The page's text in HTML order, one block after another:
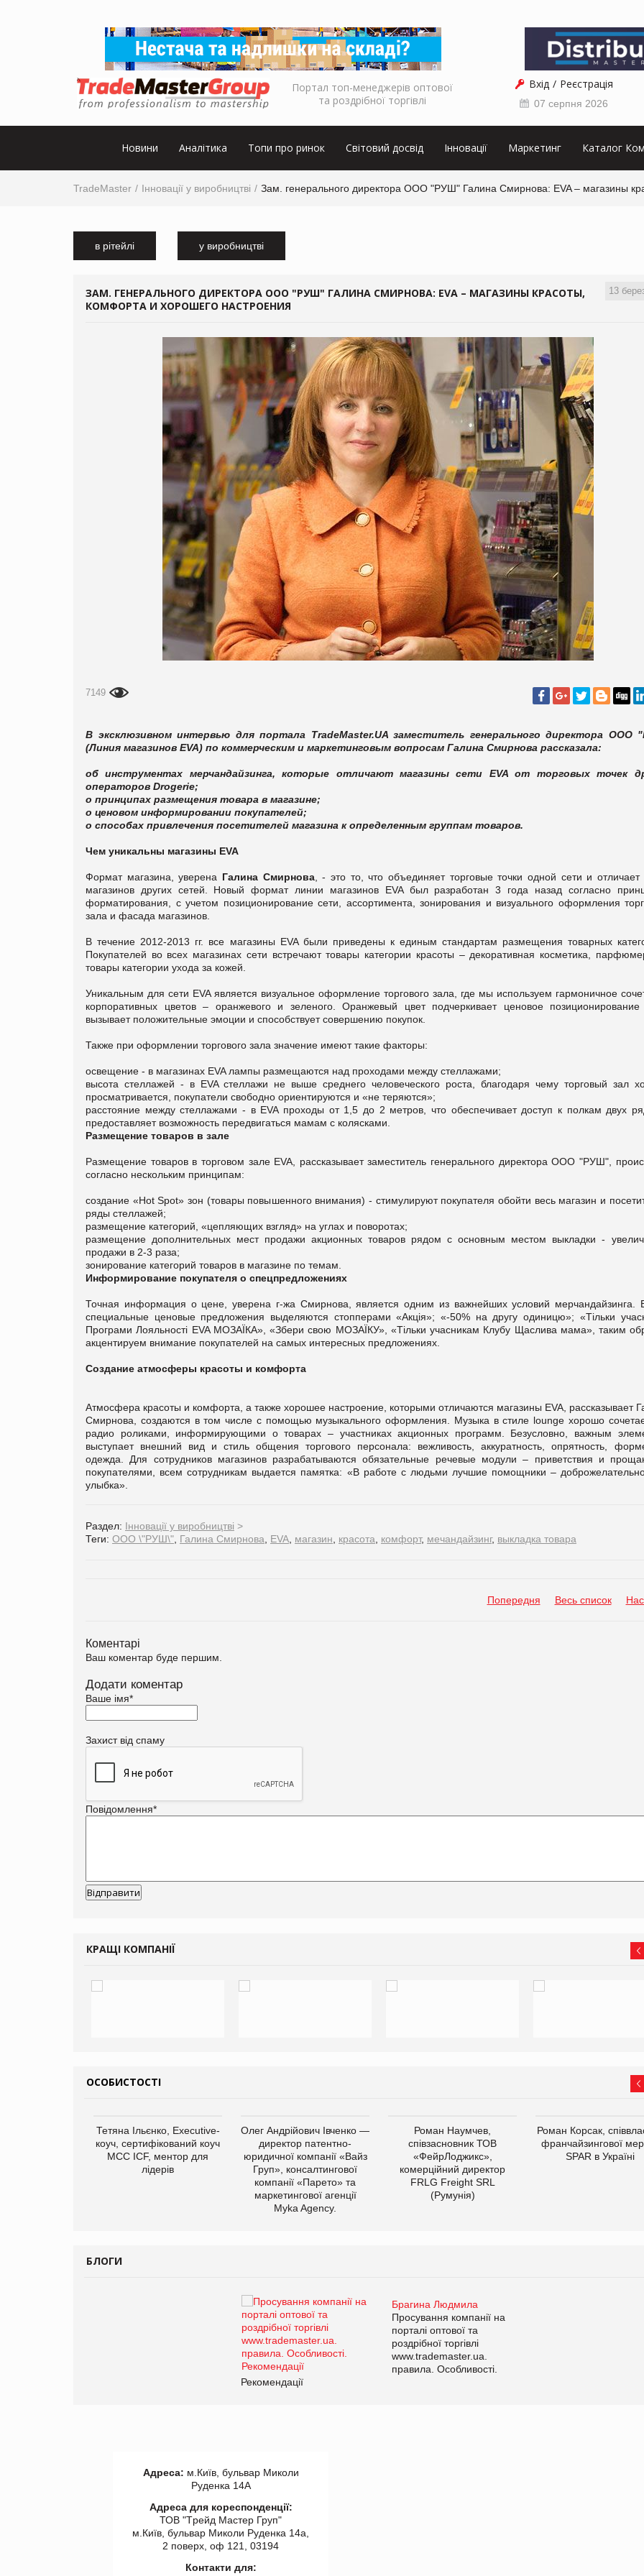
Портал топ-менеджерів оптової
та роздрібної торгівлі
Вхід Реєстрація
07 серпня 2026
Новини Аналітика Топи про ринок Світовий досвід Інновації Маркетинг Каталог
TradeMaster Інновації у виробництві Зам. генерального директора ООО "РУШ" Галина Смирнова: EVA – магазины
в рітейлі у виробництві
13
ЗАМ. ГЕНЕРАЛЬНОГО ДИРЕКТОРА ООО "РУШ" ГАЛИНА СМИРНОВА: EVA – МАГАЗИНЫ КРАСОТЫ,
КОМФОРТА И ХОРОШЕГО НАСТРОЕНИЯ
7149
В эксклюзивном интервью для портала TradeMaster.UA заместитель генерального директора ООО
(Линия магазинов EVA) по коммерческим и маркетинговым вопросам Галина Смирнова рассказала:
об инструментах мерчандайзинга, которые отличают магазины сети EVA от торговых точек
операторов Drogerie;
о принципах размещения товара в магазине;
о ценовом информировании покупателей;
о способах привлечения посетителей магазина к определенным группам товаров.
Чем уникальны магазины EVA
Формат магазина, уверена Галина Смирнова, - это то, что объединяет торговые точки одной сети и отличает
магазинов других сетей. Новый формат линии магазинов EVA был разработан 3 года назад согласно
форматирования, с учетом позиционирование сети, ассортимента, зонирования и визуального оформления
зала и фасада магазинов.
В течение 2012-2013 гг. все магазины EVA были приведены к единым стандартам размещения товарных
Покупателей во всех магазинах сети встречают товары категории красоты – декоративная косметика,
товары категории ухода за кожей.
Уникальным для сети EVA является визуальное оформление торгового зала, где мы используем гармоничное
корпоративных цветов – оранжевого и зеленого. Оранжевый цвет подчеркивает ценовое позиционирование
вызывает положительные эмоции и способствует совершению покупок.
Также при оформлении торгового зала значение имеют такие факторы:
освещение - в магазинах EVA лампы размещаются над проходами между стеллажами;
высота стеллажей - в EVA стеллажи не выше среднего человеческого роста, благодаря чему торговый зал
просматривается, покупатели свободно ориентируются и «не теряются»;
расстояние между стеллажами - в EVA проходы от 1,5 до 2 метров, что обеспечивает доступ к полкам двух
предоставляет возможность передвигаться мамам с колясками.
Размещение товаров в зале
Размещение товаров в торговом зале EVA, рассказывает заместитель генерального директора ООО "РУШ",
согласно нескольким принципам:
создание «Hot Spot» зон (товары повышенного внимания) - стимулируют покупателя обойти весь магазин и
ряды стеллажей;
размещение категорий, «цепляющих взгляд» на углах и поворотах;
размещение дополнительных мест продажи акционных товаров рядом с основным местом выкладки -
продажи в 2-3 раза;
зонирование категорий товаров в магазине по темам.
Информирование покупателя о спецпредложениях
Точная информация о цене, уверена г-жа Смирнова, является одним из важнейших условий мерчандайзинга.
специальные ценовые предложения выделяются стопперами «Акція»; «-50% на другу одиницю»; «Тільки
Програми Лояльності EVA МОЗАЇКА», «Збери свою МОЗАЇКУ», «Тільки учасникам Клубу Щаслива мама», таким
акцентируем внимание покупателей на самых интересных предложениях.
Создание атмосферы красоты и комфорта
Атмосфера красоты и комфорта, а также хорошее настроение, которыми отличаются магазины EVA, рассказывает
Смирнова, создаются в том числе с помощью музыкального оформления. Музыка в стиле lounge хорошо
радио роликами, информирующими о товарах – участниках акционных программ. Безусловно, важным
выступает внешний вид и стиль общения торгового персонала: вежливость, аккуратность, опрятность,
одежда. Для сотрудников магазинов разрабатываются обязательные речевые модули – приветствия и
покупателями, всем сотрудникам выдается памятка: «В работе с людьми лучшие помощники –
улыбка».
Раздел: Інновації у виробництві >
Теги: ООО \"РУШ\" Галина Смирнова EVA магазин красота комфорт, мечандайзинг, выкладка товара
Попередня Весь список
Коментарі
Ваш коментар буде першим.
Додати коментар
Ваше імя*
Захист від спаму
Повідомлення*
КРАЩІ КОМПАНІЇ
ОСОБИСТОСТІ
Тетяна Ільєнко, Executive-
коуч, сертифікований коуч
МСС ICF, ментор для
лідерів
Олег Андрійович Івченко —
директор патентно-
юридичної компанії «Вайз
Груп», консалтингової
компанії «Парето» та
маркетингової агенції
Myka Agency.
Роман Наумчев,
співзасновник ТОВ
«ФейрЛоджикс»,
комерційний директор
FRLG Freight SRL
(Румунія)
Роман Корсак,
франчайзингової
SPAR в Україні
БЛОГИ
Брагина Людмила
Просування компанії на
порталі оптової та
роздрібної торгівлі
www.trademaster.ua.
правила. Особливості.
Рекомендації
Адреса: м.Київ, бульвар Миколи
Руденка 14А
Адреса для кореспонденції:
ТОВ "Tрейд Мастер Груп"
м.Київ, бульвар Миколи Руденка 14а,
2 поверх, оф 121, 03194
Контакти для: